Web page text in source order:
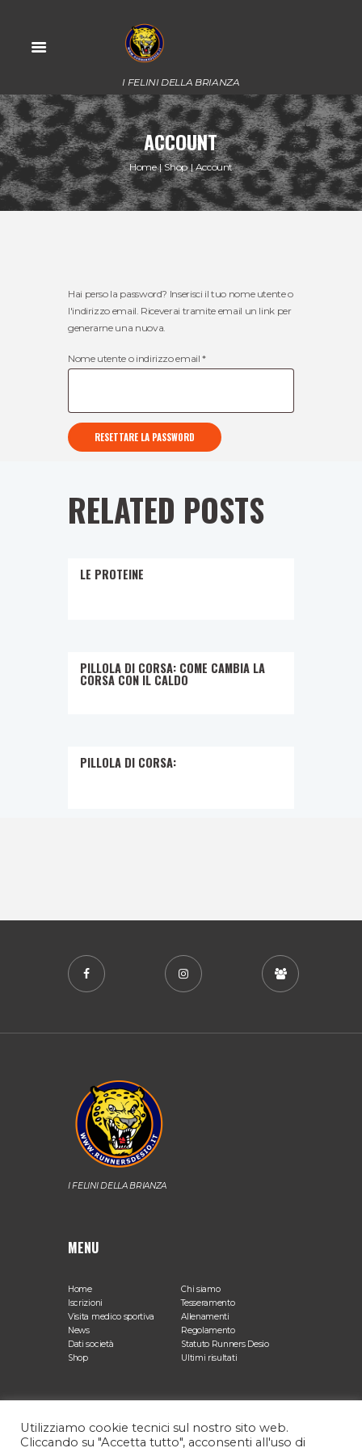
I FELINI DELLA BRIANZA
ACCOUNT
Home Shop Account
Hai perso la password? Inserisci il tuo nome utente o
l'indirizzo email. Riceverai tramite email un link per
generarne una nuova.
Nome utente o indirizzo email*Richiesto
RESETTARE LA PASSWORD
RELATED POSTS
LE PROTEINE
PILLOLA DI CORSA: COME CAMBIA LA
CORSA CON IL CALDO
PILLOLA DI CORSA:
I FELINI DELLA BRIANZA
MENU
Home
Chi siamo
Iscrizioni
Tesseramento
Visita medico sportiva
Allenamenti
News
Regolamento
Dati società
Statuto Runners Desio
Shop
Ultimi risultati
SEDE OPERATIVA
Utilizziamo cookie tecnici sul nostro sito web.
Cliccando su "Accetta tutto", acconsenti all'uso di